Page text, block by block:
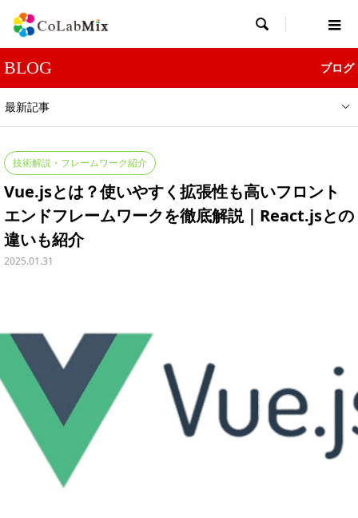

BLOG ブログ
最新記事
技術解説・フレームワーク紹介
Vue.jsとは？使いやすく拡張性も高いフロント
エンドフレームワークを徹底解説｜React.jsとの
違いも紹介
2025.01.31